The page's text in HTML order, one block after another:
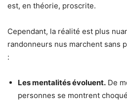
est, en théorie, proscrite.
Cependant, la réalité est plus
randonneurs nus marchent sans
:
Les mentalités évoluent. De
personnes se montrent